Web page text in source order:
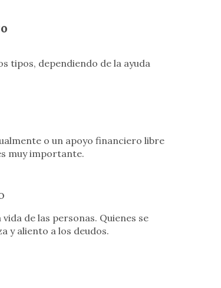
tipos, dependiendo de la ayuda
o un apoyo financiero libre
muy importante.
de las personas. Quienes se
y aliento a los deudos.